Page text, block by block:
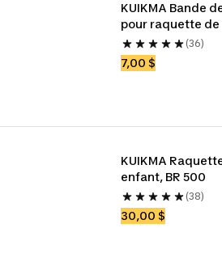
KUIKMA Bande
pour raquette de
(36)
7,00 $
KUIKMA
enfant, BR 500
(38)
30,00 $